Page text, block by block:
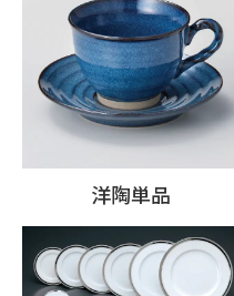
洋陶単品